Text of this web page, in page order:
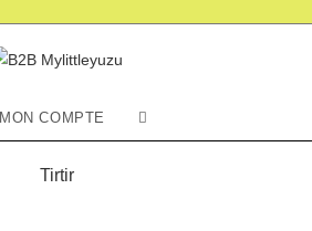
MON COMPTE Toggle
Tirtir